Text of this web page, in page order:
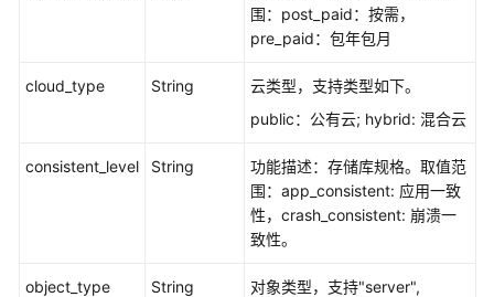
围：post_paid：按需，
pre_paid：包年包月
cloud_type String
云类型，支持类型如下。
public：公有云; hybrid: 混合云
consistent_level String
功能描述：存储库规格。取值范
围：app_consistent: 应用一致
性，crash_consistent: 崩溃一
致性。
object_type String
对象类型，支持"server",